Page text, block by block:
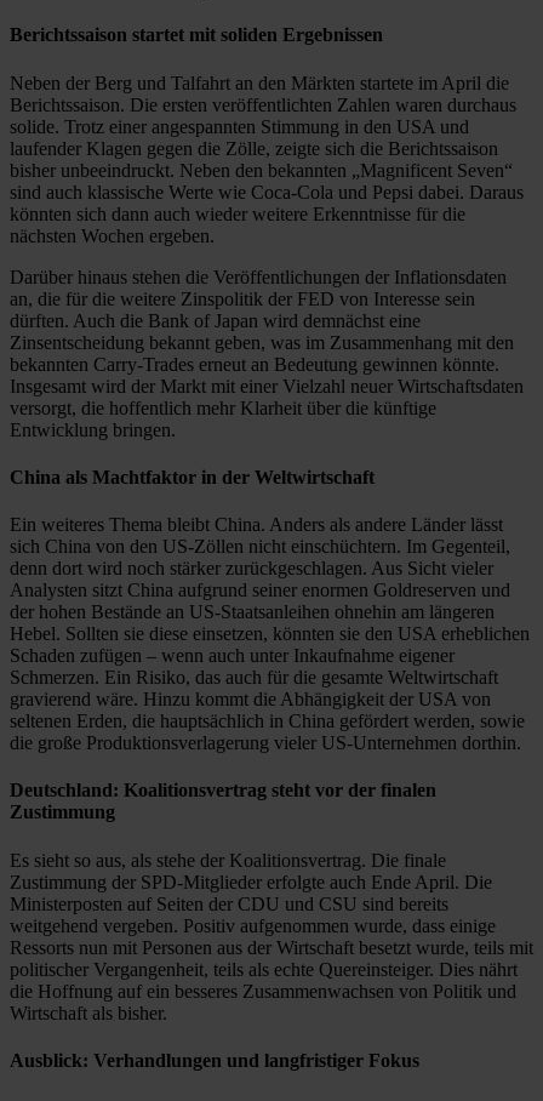
Berichtssaison startet mit soliden Ergebnissen
Neben der Berg und Talfahrt an den Märkten startete im April die
Berichtssaison. Die ersten veröffentlichten Zahlen waren durchaus
solide. Trotz einer angespannten Stimmung in den USA und
laufender Klagen gegen die Zölle, zeigte sich die Berichtssaison
bisher unbeeindruckt. Neben den bekannten „Magnificent Seven“
sind auch klassische Werte wie Coca-Cola und Pepsi dabei. Daraus
könnten sich dann auch wieder weitere Erkenntnisse für die
nächsten Wochen ergeben.
Darüber hinaus stehen die Veröffentlichungen der Inflationsdaten
an, die für die weitere Zinspolitik der FED von Interesse sein
dürften. Auch die Bank of Japan wird demnächst eine
Zinsentscheidung bekannt geben, was im Zusammenhang mit den
bekannten Carry-Trades erneut an Bedeutung gewinnen könnte.
Insgesamt wird der Markt mit einer Vielzahl neuer Wirtschaftsdaten
versorgt, die hoffentlich mehr Klarheit über die künftige
Entwicklung bringen.
China als Machtfaktor in der Weltwirtschaft
Ein weiteres Thema bleibt China. Anders als andere Länder lässt
sich China von den US-Zöllen nicht einschüchtern. Im Gegenteil,
denn dort wird noch stärker zurückgeschlagen. Aus Sicht vieler
Analysten sitzt China aufgrund seiner enormen Goldreserven und
der hohen Bestände an US-Staatsanleihen ohnehin am längeren
Hebel. Sollten sie diese einsetzen, könnten sie den USA erheblichen
Schaden zufügen – wenn auch unter Inkaufnahme eigener
Schmerzen. Ein Risiko, das auch für die gesamte Weltwirtschaft
gravierend wäre. Hinzu kommt die Abhängigkeit der USA von
seltenen Erden, die hauptsächlich in China gefördert werden, sowie
die große Produktionsverlagerung vieler US-Unternehmen dorthin.
Deutschland: Koalitionsvertrag steht vor der finalen
Zustimmung
Es sieht so aus, als stehe der Koalitionsvertrag. Die finale
Zustimmung der SPD-Mitglieder erfolgte auch Ende April. Die
Ministerposten auf Seiten der CDU und CSU sind bereits
weitgehend vergeben. Positiv aufgenommen wurde, dass einige
Ressorts nun mit Personen aus der Wirtschaft besetzt wurde, teils mit
politischer Vergangenheit, teils als echte Quereinsteiger. Dies nährt
die Hoffnung auf ein besseres Zusammenwachsen von Politik und
Wirtschaft als bisher.
Ausblick: Verhandlungen und langfristiger Fokus